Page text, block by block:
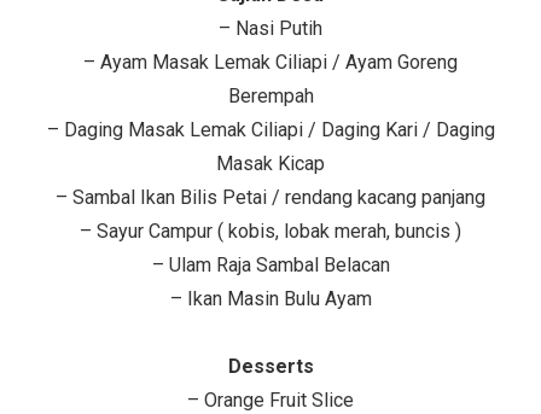
– Nasi Putih
– Ayam Masak Lemak Ciliapi / Ayam Goreng
Berempah
– Daging Masak Lemak Ciliapi / Daging Kari / Daging
Masak Kicap
– Sambal Ikan Bilis Petai / rendang kacang panjang
– Sayur Campur ( kobis, lobak merah, buncis )
– Ulam Raja Sambal Belacan
– Ikan Masin Bulu Ayam
Desserts
– Orange Fruit Slice